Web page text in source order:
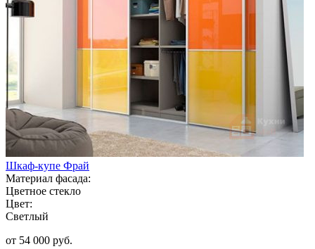
Шкаф-купе Фрай
Материал фасада:
Цветное стекло
Цвет:
Светлый
от 54 000 руб.